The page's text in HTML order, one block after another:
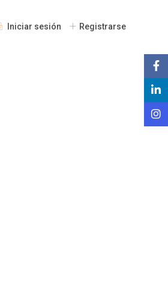
Iniciar sesión Registrarse